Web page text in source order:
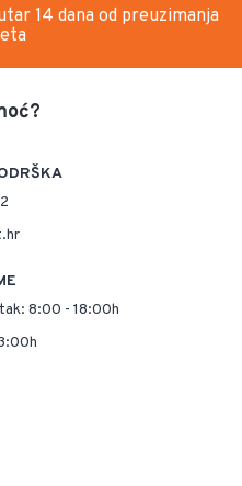
14 dana od preuzimanja
8:00 - 18:00h